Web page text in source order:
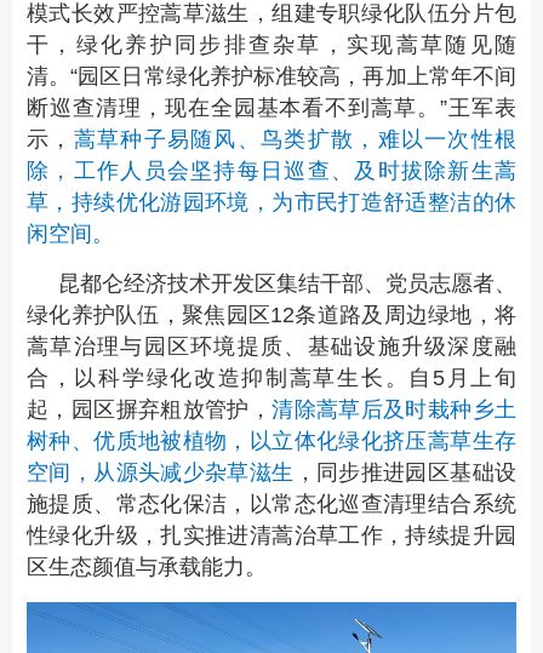
模式长效严控蒿草滋生，组建专职绿化队伍分片包
干，绿化养护同步排查杂草，实现蒿草随见随
清。“园区日常绿化养护标准较高，再加上常年不间
断巡查清理，现在全园基本看不到蒿草。”王军表
示， 蒿草种子易随风、鸟类扩散，难以一次性根
除，工作人员会坚持每日巡查、及时拔除新生蒿
草，持续优化游园环境，为市民打造舒适整洁的休
闲空间。
昆都仑经济技术开发区集结干部、党员志愿者、
绿化养护队伍，聚焦园区12条道路及周边绿地，将
蒿草治理与园区环境提质、基础设施升级深度融
合，以科学绿化改造抑制蒿草生长。自5月上旬
起，园区摒弃粗放管护，清除蒿草后及时栽种乡土
树种、优质地被植物，以立体化绿化挤压蒿草生存
空间，从源头减少杂草滋生 ，同步推进园区基础设
施提质、常态化保洁，以常态化巡查清理结合系统
性绿化升级，扎实推进清蒿治草工作，持续提升园
区生态颜值与承载能力。